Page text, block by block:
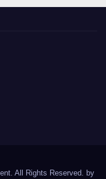
All Rights Reserved. by